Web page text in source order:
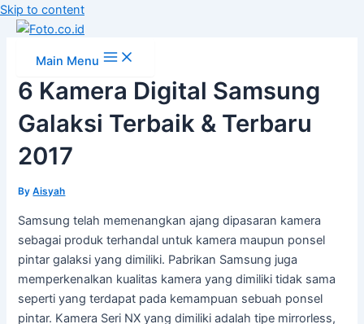
Skip to content
Main Menu
6 Kamera Digital Samsung
Galaksi Terbaik & Terbaru
2017
ByAisyah
Samsung telah memenangkan ajang dipasaran kamera
sebagai produk terhandal untuk kamera maupun ponsel
pintar galaksi yang dimiliki. Pabrikan Samsung juga
memperkenalkan kualitas kamera yang dimiliki tidak sama
seperti yang terdapat pada kemampuan sebuah ponsel
pintar. Kamera Seri NX yang dimiliki adalah tipe mirrorless,